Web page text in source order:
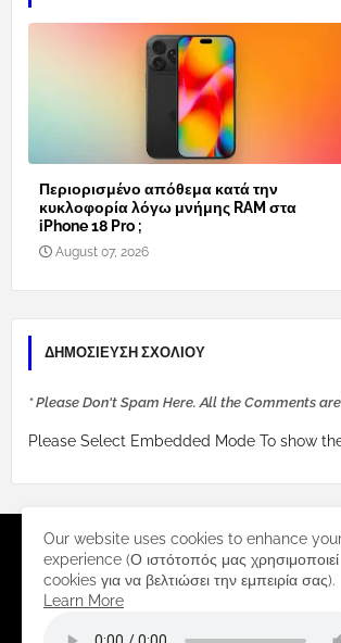
Περιορισμένο απόθεμα κατά την
κυκλοφορία λόγω μνήμης RAM στα
iPhone 18 Pro ;
August 07, 2026
ΔΗΜΟΣΊΕΥΣΗ ΣΧΟΛΊΟΥ
* Please Don't Spam Here. All the Comments
Please Select Embedded Mode To show
Our website uses cookies to enhance
experience (Ο ιστότοπός μας χρησιμοποιεί
cookies για να βελτιώσει την εμπειρία σας).
Learn More